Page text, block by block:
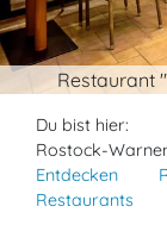
Restaurant
Du bist hier:
Rostock-
Entdecken
Restaurants